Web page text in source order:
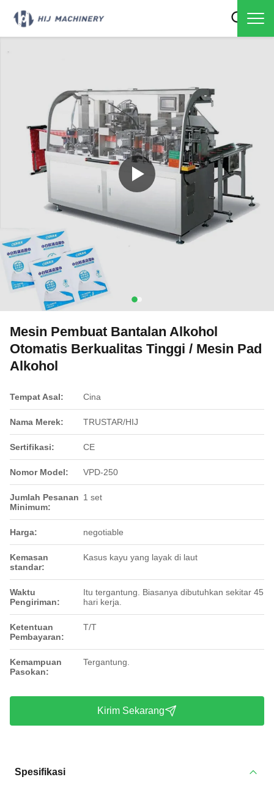
Mesin Pembuat Bantalan Alkohol
Otomatis Berkualitas Tinggi / Mesin Pad
Alkohol
Tempat Asal: Cina
Nama Merek: TRUSTAR/HIJ
Sertifikasi: CE
Nomor Model: VPD-250
Jumlah Pesanan
Minimum:
1 set
Harga: negotiable
Kemasan
standar:
Kasus kayu yang layak di laut
Waktu
Pengiriman:
Itu tergantung. Biasanya dibutuhkan sekitar 45
hari kerja.
Ketentuan
Pembayaran:
T/T
Kemampuan
Pasokan:
Tergantung.
Kirim Sekarang
Spesifikasi